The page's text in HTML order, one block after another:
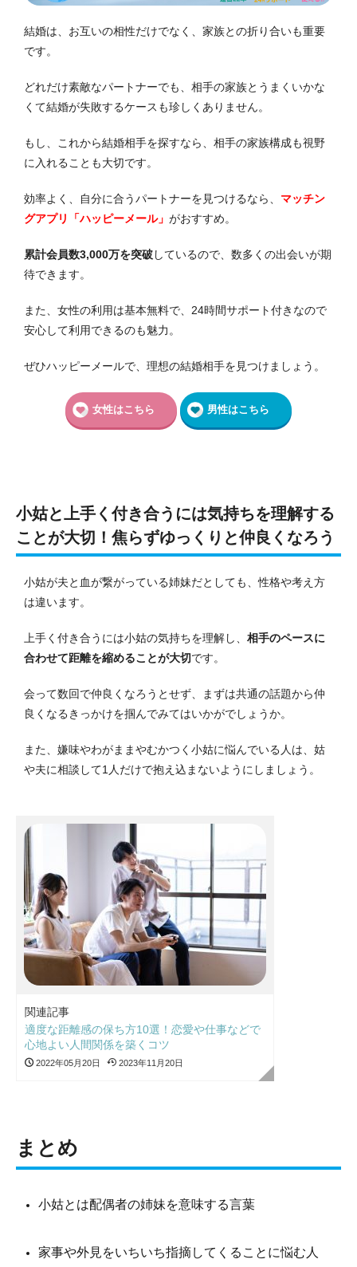
結婚は、お互いの相性だけでなく、家族との折り合いも重要
です。
どれだけ素敵なパートナーでも、相手の家族とうまくいかな
くて結婚が失敗するケースも珍しくありません。
もし、これから結婚相手を探すなら、相手の家族構成も視野
に入れることも大切です。
効率よく、自分に合うパートナーを見つけるなら、 マッチン
グアプリ「ハッピーメール」 がおすすめ。
累計会員数3,000万を突破しているので、数多くの出会いが期
待できます。
また、女性の利用は基本無料で、24時間サポート付きなので
安心して利用できるのも魅力。
ぜひハッピーメールで、理想の結婚相手を見つけましょう。
女性はこちら 男性はこちら
小姑と上手く付き合うには気持ちを理解する
ことが大切！焦らずゆっくりと仲良くなろう
小姑が夫と血が繋がっている姉妹だとしても、性格や考え方
は違います。
上手く付き合うには小姑の気持ちを理解し、 相手のペースに
合わせて距離を縮めることが大切です。
会って数回で仲良くなろうとせず、まずは共通の話題から仲
良くなるきっかけを掴んでみてはいかがでしょうか。
また、嫌味やわがままやむかつく小姑に悩んでいる人は、姑
や夫に相談して1人だけで抱え込まないようにしましょう。
関連記事
適度な距離感の保ち方10選！恋愛や仕事などで
心地よい人間関係を築くコツ
2022年05月20日 2023年11月20日
まとめ
小姑とは配偶者の姉妹を意味する言葉
家事や外見をいちいち指摘してくることに悩む人